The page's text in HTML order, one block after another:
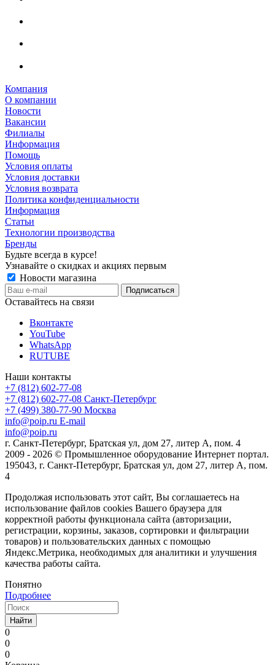
Компания
О компании
Новости
Вакансии
Филиалы
Информация
Помощь
Условия оплаты
Условия доставки
Условия возврата
Политика конфиденциальности
Информация
Статьи
Технологии производства
Бренды
Будьте всегда в курсе!
Узнавайте о скидках и акциях первым
Новости магазина
Оставайтесь на связи
Вконтакте
YouTube
WhatsApp
RUTUBE
Наши контакты
+7 (812) 602-77-08
+7 (812) 602-77-08 Санкт-Петербург
+7 (499) 380-77-90 Москва
info@poip.ru E-mail
info@poip.ru
г. Санкт-Петербург, Братская ул, дом 27, литер А, пом. 4
2009 - 2026 © Промышленное оборудование Интернет портал.
195043, г. Санкт-Петербург, Братская ул, дом 27, литер А, пом.
4
Продолжая использовать этот сайт, Вы соглашаетесь на
использование файлов cookies Вашего браузера для
корректной работы функционала сайта (авторизации,
регистрации, корзины, заказов, сортировки и фильтрации
товаров) и пользовательских данных с помощью
Яндекс.Метрика, необходимых для аналитики и улучшения
качества работы сайта.
Понятно
Подробнее
Найти
0
0
0